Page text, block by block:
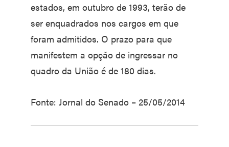
estados, em outubro de 1993, terão de
ser enquadrados nos cargos em que
foram admitidos. O prazo para que
manifestem a opção de ingressar no
quadro da União é de 180 dias.
Fonte: Jornal do Senado – 25/05/2014